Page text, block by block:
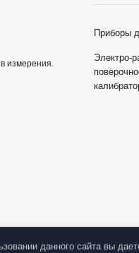
измерения.
Приборы
Электро-
Избранное
данного сайта вы